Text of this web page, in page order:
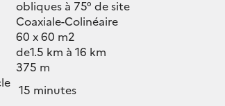
obliques à 75° de site
Coaxiale-Colinéaire
60 x 60 m2
de1.5 km à 16 km
375 m
15 minutes